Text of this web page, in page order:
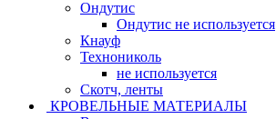
Ондутис
Ондутис не используется
Кнауф
Технониколь
не используется
Скотч, ленты
КРОВЕЛЬНЫЕ МАТЕРИАЛЫ